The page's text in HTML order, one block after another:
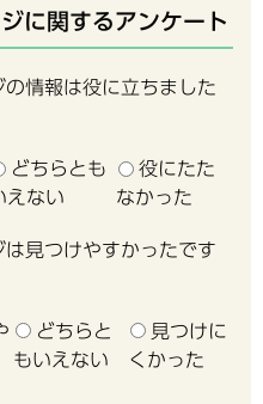
に関するアンケート
の情報は役に立ちました
どちらとも
えない
役にたた
なかった
は見つけやすかったです
どちらと
もいえない
見つけに
くかった